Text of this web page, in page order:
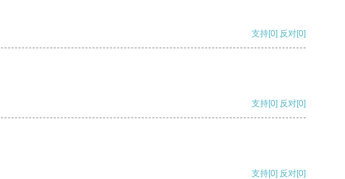
支持[0] 反对[0]
支持[0] 反对[0]
支持[0] 反对[0]